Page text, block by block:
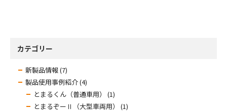
カテゴリー
新製品情報 (7)
製品使用事例紹介 (4)
とまるくん（普通車用） (1)
とまるぞーⅡ（大型車両用） (1)